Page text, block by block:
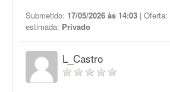
Submetido: 17/05/2026 às 14:03 | Oferta:
estimada: Privado
L_Castro